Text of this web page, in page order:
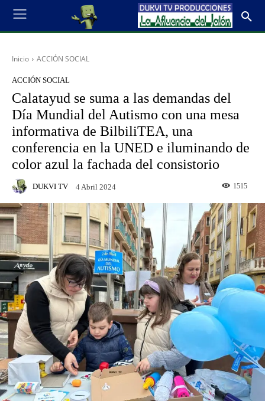
Inicio ACCIÓN SOCIAL
ACCIÓN SOCIAL
Calatayud se suma a las demandas del
Día Mundial del Autismo con una mesa
informativa de BilbiliTEA, una
conferencia en la UNED e iluminando de
color azul la fachada del consistorio
DUKVI TV 4 Abril 2024 1515